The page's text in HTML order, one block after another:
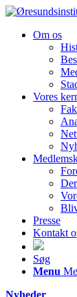
Om os
Vores
Presse
Kontakt
Søg
Menu
Nyheder